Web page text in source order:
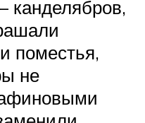
канделябров,
поместья,
не